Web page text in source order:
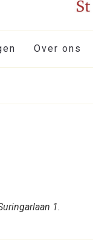
Over ons
1.